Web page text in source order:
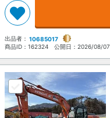
出品者： 10685017
商品ID： 162324 公開日： 2026/08/07